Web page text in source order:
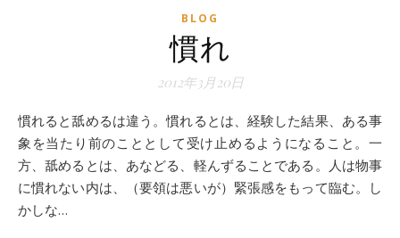
BLOG
慣れ
2012年3月20日
慣れると舐めるは違う。慣れるとは、経験した結果、ある事
象を当たり前のこととして受け止めるようになること。一
方、舐めるとは、あなどる、軽んずることである。人は物事
に慣れない内は、（要領は悪いが）緊張感をもって臨む。し
かしな…